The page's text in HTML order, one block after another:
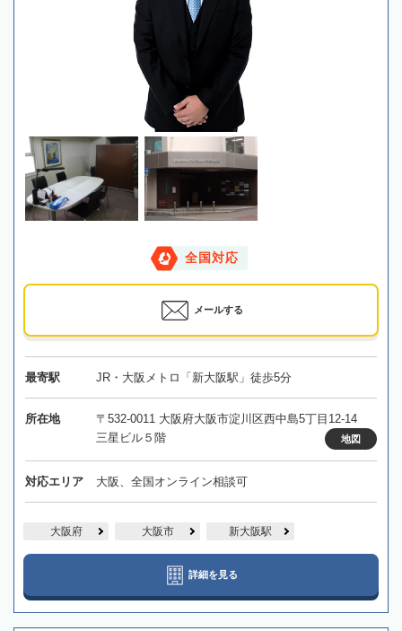
全国対応
メールする
最寄駅 JR・大阪メトロ「新大阪駅」徒歩5分
所在地
〒532-0011 大阪府大阪市淀川区西中島5丁目12-14
三星ビル５階
地図
対応エリア 大阪、全国オンライン相談可
大阪府 大阪市 新大阪駅
詳細を見る